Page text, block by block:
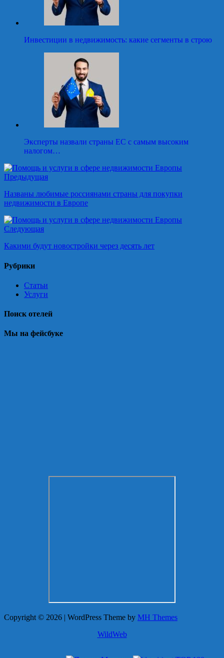
Инвестиции в недвижимость: какие сегменты в строю
Эксперты назвали страны ЕС с самым высоким
налогом…
Предыдущая
Названы любимые россиянами страны для покупки
недвижимости в Европе
Следующая
Какими будут новостройки через десять лет
Рубрики
Статьи
Услуги
Поиск отелей
Мы на фейсбуке
Copyright © 2026 | WordPress Theme by MH Themes
WildWeb